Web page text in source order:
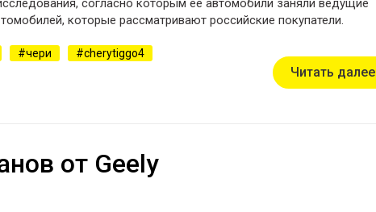
согласно которым её автомобили заняли ведущие
которые рассматривают российские покупатели.
чери cherytiggo4
Читать далее
от Geely